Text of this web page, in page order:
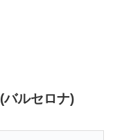
(バルセロナ)